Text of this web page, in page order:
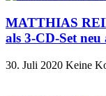
MATTHIAS
als 3-CD-Set neu
30. Juli 2020 Keine